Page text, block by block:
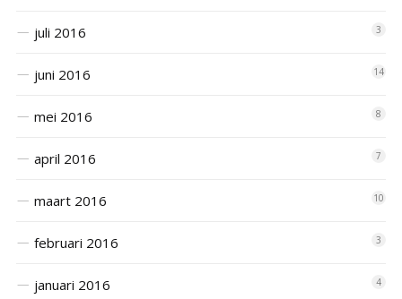
juli 2016 3
juni 2016 14
mei 2016 8
april 2016 7
maart 2016 10
februari 2016 3
januari 2016 4